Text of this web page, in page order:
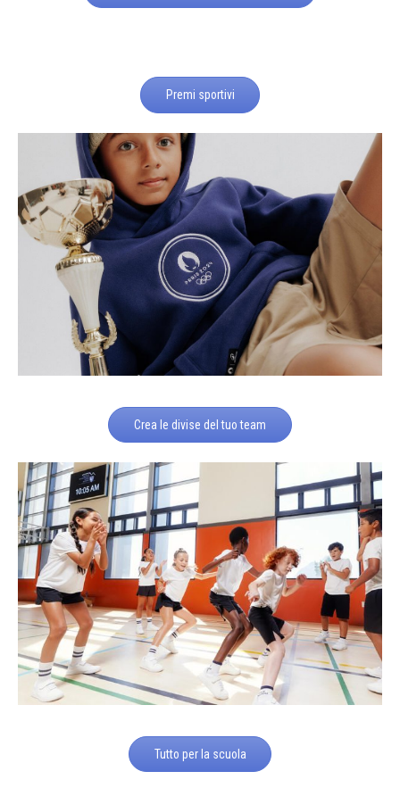
Premi sportivi
Crea le divise del tuo team
Tutto per la scuola